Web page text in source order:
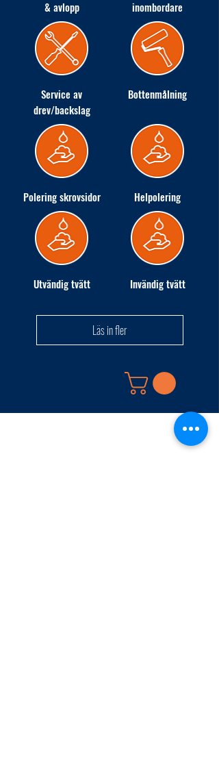
& avlopp
inombordare
Service av
drev/backslag
Bottenmålning
Polering skrovsidor Helpolering
Utvändig tvätt Invändig tvätt
Läs in fler